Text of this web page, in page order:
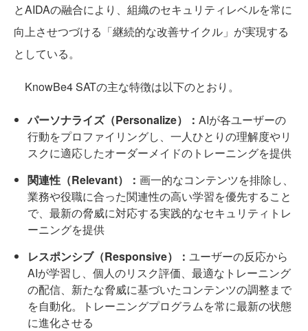
とAIDAの融合により、組織のセキュリティレベルを常に
向上させつづける「継続的な改善サイクル」が実現する
としている。
KnowBe4 SATの主な特徴は以下のとおり。
パーソナライズ（Personalize）： AIが各ユーザーの
行動をプロファイリングし、一人ひとりの理解度やリ
スクに適応したオーダーメイドのトレーニングを提供
関連性（Relevant）： 画一的なコンテンツを排除し、
業務や役職に合った関連性の高い学習を優先すること
で、最新の脅威に対応する実践的なセキュリティトレ
ーニングを提供
レスポンシブ（Responsive）： ユーザーの反応から
AIが学習し、個人のリスク評価、最適なトレーニング
の配信、新たな脅威に基づいたコンテンツの調整まで
を自動化。トレーニングプログラムを常に最新の状態
に進化させる